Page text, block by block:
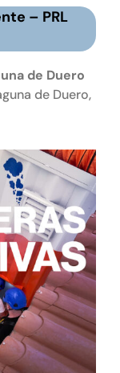
– PRL
de Duero
de Duero,